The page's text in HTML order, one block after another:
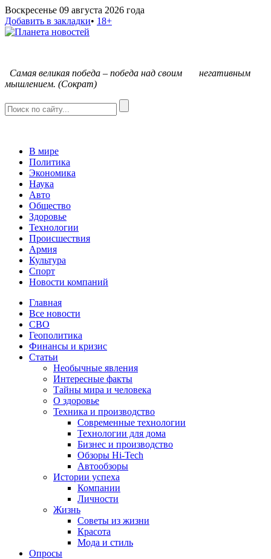
Воскресенье 09 августа 2026 года
Добавить в закладки• 18+
Самая великая победа – победа над своим негативным
мышлением. (Сократ)
В мире
Политика
Экономика
Наука
Авто
Общество
Здоровье
Технологии
Происшествия
Армия
Культура
Спорт
Новости компаний
Главная
Все новости
СВО
Геополитика
Финансы и кризис
Статьи
Необычные явления
Интересные факты
Тайны мира и человека
О здоровье
Техника и производство
Современные технологии
Технологии для дома
Бизнес и производство
Обзоры Hi-Tech
Автообзоры
Истории успеха
Компании
Личности
Жизнь
Советы из жизни
Красота
Мода и стиль
Опросы